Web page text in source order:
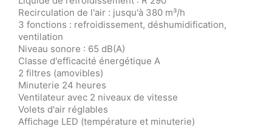
Recirculation de l'air : jusqu'à 380 m³/h
3 fonctions : refroidissement, déshumidification,
ventilation
Niveau sonore : 65 dB(A)
Classe d'efficacité énergétique A
2 filtres (amovibles)
Minuterie 24 heures
Ventilateur avec 2 niveaux de vitesse
Volets d'air réglables
Affichage LED (température et minuterie)